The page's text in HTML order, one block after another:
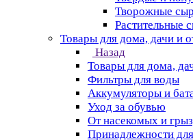
Творожные
Растительные
Товары для дома, дачи и
Назад
Товары для дома,
Фильтры для воды
Аккумуляторы и
Уход за обувью
От насекомых и
Принадлежности